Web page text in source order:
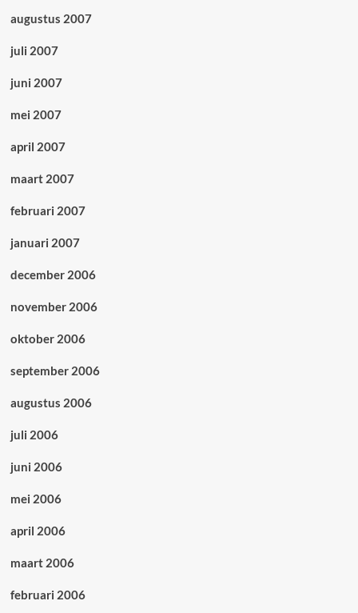
augustus 2007
juli 2007
juni 2007
mei 2007
april 2007
maart 2007
februari 2007
januari 2007
december 2006
november 2006
oktober 2006
september 2006
augustus 2006
juli 2006
juni 2006
mei 2006
april 2006
maart 2006
februari 2006